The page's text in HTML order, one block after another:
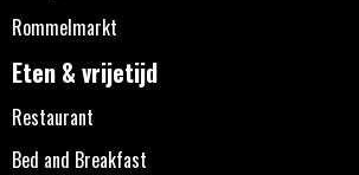
Rommelmarkt
Eten & vrijetijd
Restaurant
Bed and Breakfast